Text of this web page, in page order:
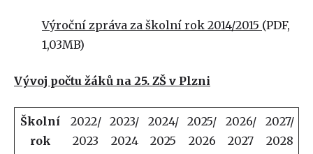
Výroční zpráva za školní rok 2014/2015 (PDF,
1,03MB)
Vývoj počtu žáků na 25. ZŠ v Plzni
Školní
rok
2022/
2023
2023/
2024
2024/
2025
2025/
2026
2026/
2027
2027/
2028